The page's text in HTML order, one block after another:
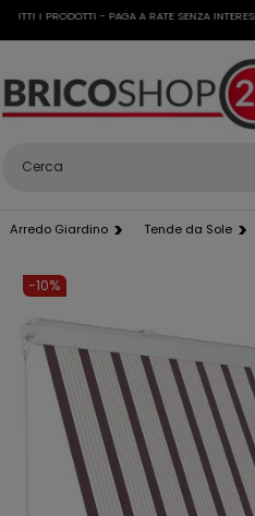
I PRODOTTI - PAGA A RATE SENZA INTERESSI -
Arredo Giardino Tende da Sole
-10%